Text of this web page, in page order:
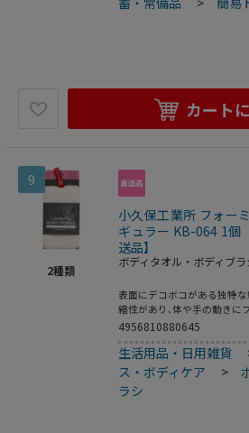
カート
9
2種類
小久保工業所 フォー
ギュラー KB-064 1個
送品】
ボディタオル・ボディブラ
表面にデコボコがある独特
縮性があり､体や手の動きに
くらいの肌触りで､心地よい
ちで体をしっかり洗えます｡
利な赤いリボン付き｡
4956810880645
生活用品・日用雑貨
ス・ボディケア
>
ラシ